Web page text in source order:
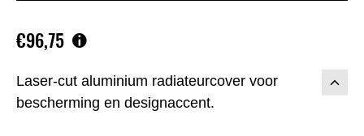
Laser-cut aluminium radiateurcover voor
bescherming en designaccent.
€96,75